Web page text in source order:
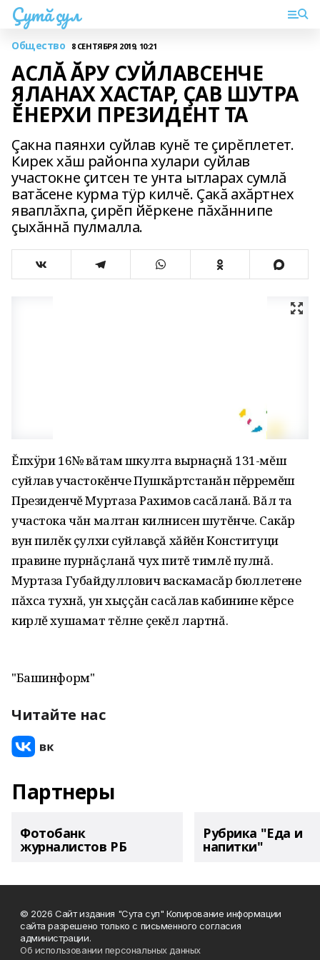
Çутă çул
Общество 8 СЕНТЯБРЯ 2019, 10:21
АСЛĂ ĂРУ СУЙЛАВСЕНЧЕ
ЯЛАНАХ ХАСТАР, ÇАВ ШУТРА
ĔНЕРХИ ПРЕЗИДЕНТ ТА
Çакна паянхи суйлав кунĕ те çирĕплетет.
Кирек хăш районпа хулари суйлав
участокне çитсен те унта ытларах сумлă
ватăсене курма тÿр килчĕ. Çакă ахăртнех
яваплăхпа, çирĕп йĕркене пăхăннипе
çыхăннă пулмалла.
Ĕпхÿри 16№ вăтам шкулта вырнаçнă 131-мĕш
суйлав участокĕнче Пушкăртстанăн пĕрремĕш
Президенчĕ Муртаза Рахимов сасăланă. Вăл та
участока чăн малтан килнисен шутĕнче. Сакăр
вун пилĕк çулхи суйлавçă хăйĕн Конституци
правине пурнăçланă чух питĕ тимлĕ пулнă.
Муртаза Губайдуллович васкамасăр бюллетене
пăхса тухнă, ун хыççăн сасăлав кабинине кĕрсе
кирлĕ хушамат тĕлне çекĕл лартнă.
"Башинформ"
Читайте нас
Партнеры
Фотобанк
журналистов РБ
Рубрика "Еда и
напитки"
© 2026 Сайт издания "Сута сул" Копирование информации
сайта разрешено только с письменного согласия
администрации.
Об использовании персональных данных